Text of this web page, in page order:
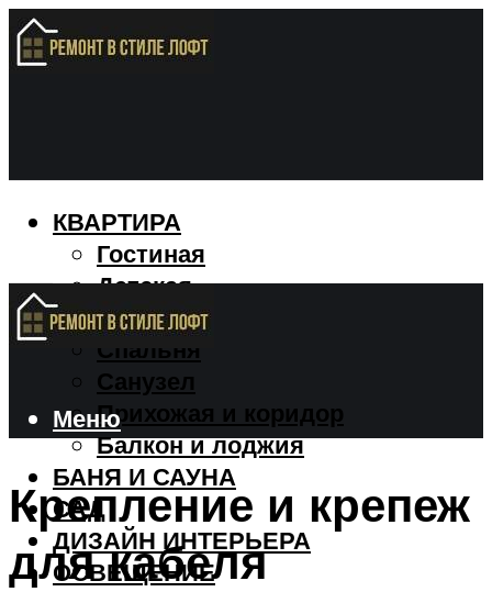
КВАРТИРА
Гостиная
Детская
Кухня
Спальня
Санузел
Прихожая и коридор
Балкон и лоджия
БАНЯ И САУНА
САД
ДИЗАЙН ИНТЕРЬЕРА
ОСВЕЩЕНИЕ
Меню
Крепление и крепеж
для кабеля